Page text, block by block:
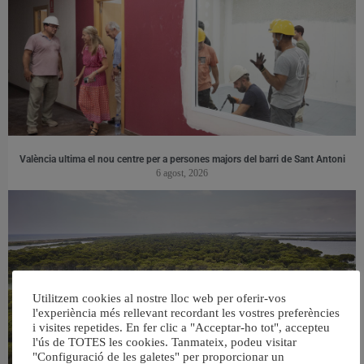
València ultima el nou centre per a persones majors del barri de Sant Antoni
6 agost, 2026
Utilitzem cookies al nostre lloc web per oferir-vos
l'experiència més rellevant recordant les vostres preferències
i visites repetides. En fer clic a "Acceptar-ho tot", accepteu
l'ús de TOTES les cookies. Tanmateix, podeu visitar
"Configuració de les galetes" per proporcionar un